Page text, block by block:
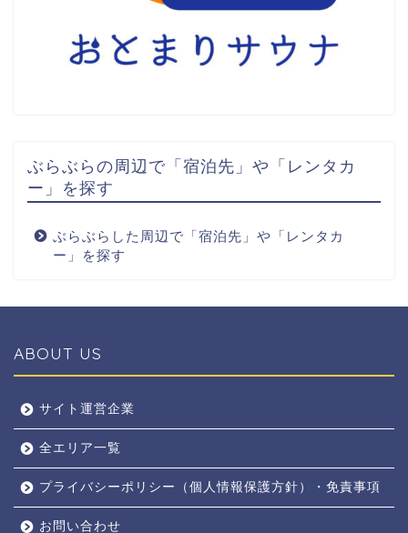
ぶらぶらの周辺で「宿泊先」や「レンタカ
ー」を探す
ぶらぶらした周辺で「宿泊先」や「レンタカ
ー」を探す
ABOUT US
サイト運営企業
全エリア一覧
プライバシーポリシー（個人情報保護方針）・免責事項
お問い合わせ
奈良